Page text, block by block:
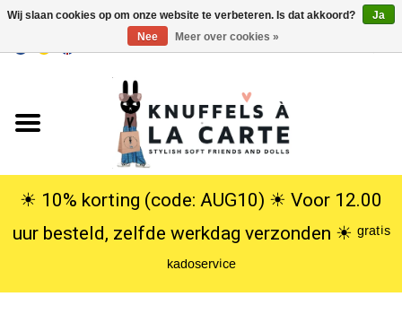
USD
Knuffels
Poppen
SALE
☀︎ 10% korting (code: AUG10) ☀︎ Voor 12.00
uur besteld, zelfde werkdag verzonden ☀︎ ᵍʳᵃᵗⁱˢ
ᵏᵃᵈᵒˢᵉʳᵛⁱᶜᵉ
Wij slaan cookies op om onze website te verbeteren. Is dat akkoord?
Ja
Nee
Meer over cookies »